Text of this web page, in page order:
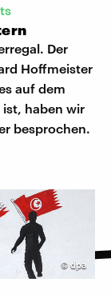
Der
Hoffmeister
auf dem
haben wir
besprochen.
© dpa